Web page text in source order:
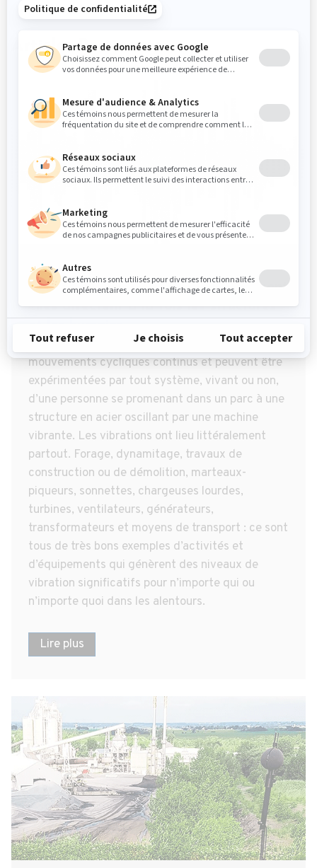
Articles Pertinents
Comprendre les vibrations et comment
elles affectent à la fois les structures
Les vibrations sont définies comme des
mouvements cycliques continus et peuvent être
expérimentées par tout système, vivant ou non,
d’une personne se promenant dans un parc à une
structure en acier oscillant par une machine
vibrante. Les vibrations ont lieu littéralement
partout. Forage, dynamitage, travaux de
construction ou de démolition, marteaux-
piqueurs, sonnettes, chargeuses lourdes,
turbines, ventilateurs, générateurs,
transformateurs et moyens de transport : ce sont
tous de très bons exemples d’activités et
d’équipements qui génèrent des niveaux de
vibration significatifs pour n’importe qui ou
n’importe quoi dans les alentours.
Lire plus